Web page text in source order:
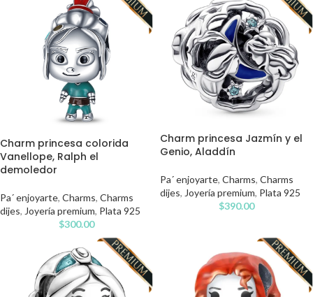
Charm princesa colorida
Vanellope, Ralph el
demoledor
Pa´ enjoyarte, Charms, Charms
dijes, Joyería premium, Plata 925
$300.00
Charm princesa Jazmín y el
Genio, Aladdín
Pa´ enjoyarte, Charms, Charms
dijes, Joyería premium, Plata 925
$390.00